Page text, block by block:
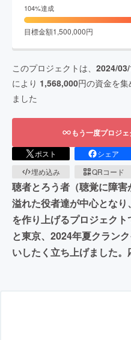
104%達成
目標金額1,500,000円
このプロジェクトは、 2024/
により 1,568,000円の資金を集
ました
もう一度プロジ
ポスト シェア
埋め込み
QRコード
聴者とろう者（聴覚に障
溢れた役者達が中心とな
を作り上げるプロジェク
と東京、2024年夏クラン
いしたく立ち上げました。